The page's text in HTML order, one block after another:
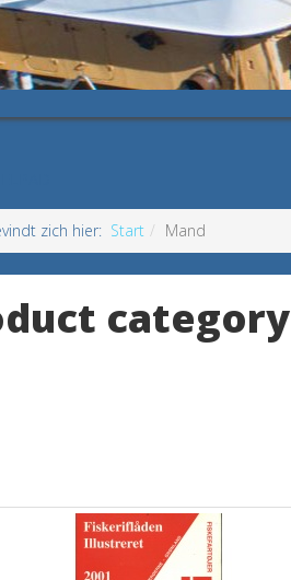
zich hier: Start Mand
category